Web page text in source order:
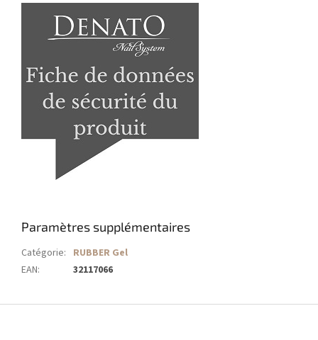
Paramètres supplémentaires
Catégorie: RUBBER Gel
EAN: 32117066